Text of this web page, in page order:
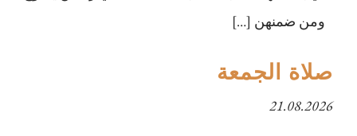
ومن ضمنهن […]
صلاة الجمعة
21.08.2026